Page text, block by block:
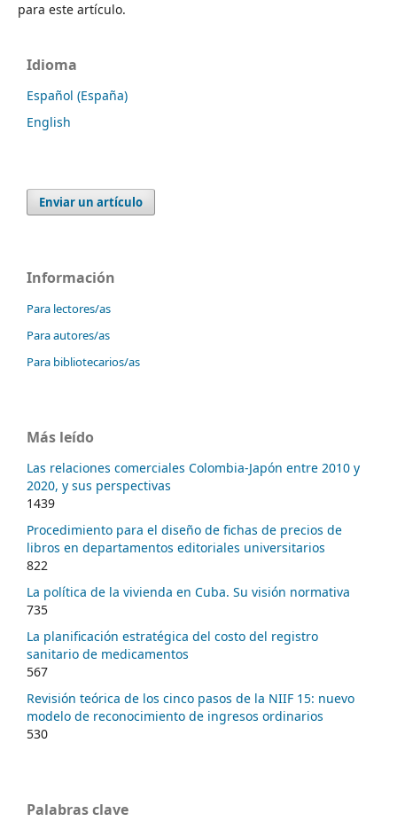
para este artículo.
Idioma
Español (España)
English
Enviar un artículo
Información
Para lectores/as
Para autores/as
Para bibliotecarios/as
Más leído
Las relaciones comerciales Colombia-Japón entre 2010 y
2020, y sus perspectivas
1439
Procedimiento para el diseño de fichas de precios de
libros en departamentos editoriales universitarios
822
La política de la vivienda en Cuba. Su visión normativa
735
La planificación estratégica del costo del registro
sanitario de medicamentos
567
Revisión teórica de los cinco pasos de la NIIF 15: nuevo
modelo de reconocimiento de ingresos ordinarios
530
Palabras clave